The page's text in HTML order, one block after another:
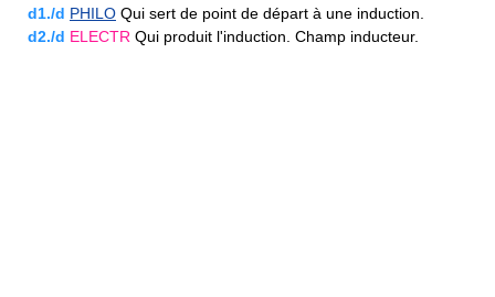
d1./d PHILO Qui sert de point de départ à une induction.
d2./d ELECTR Qui produit l'induction. Champ inducteur.